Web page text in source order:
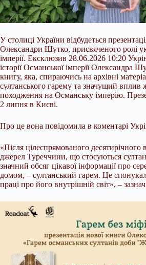
У столиці України відбудеться
Олександри Шутко, присвяченого ролі
імперії. Ексклюзив 28.06.2026 10:20
історії Османської імперії Олександра
книгу, яка, спираючись на архівні
султанського гарему та значущий вплив
походження на Османську імперію.
2 липня в Києві.
Про це вона повідомила в коментарі
«Після цілеспрямованого десятирічного
джерел Туреччини, що стосуються
значний обсяг цікавої інформації про
домом, – султанський гарем. Це
праці про його внутрішній світ», –